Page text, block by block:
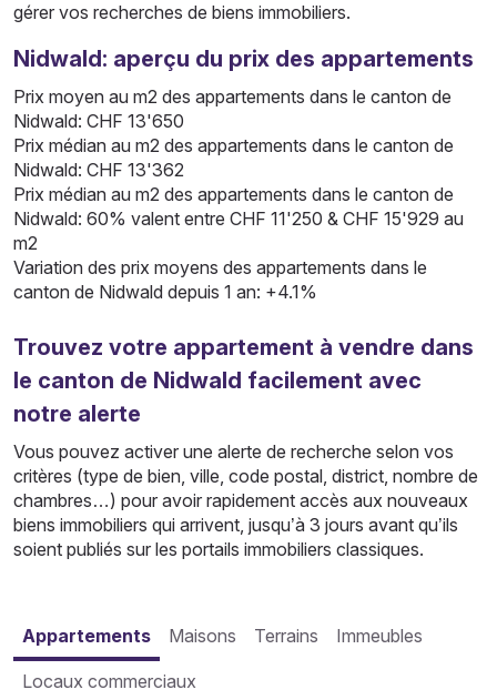
gérer vos recherches de biens immobiliers.
Nidwald: aperçu du prix des appartements
Prix moyen au m2 des appartements dans le canton de
Nidwald: CHF 13'650
Prix médian au m2 des appartements dans le canton de
Nidwald: CHF 13'362
Prix médian au m2 des appartements dans le canton de
Nidwald: 60% valent entre CHF 11'250 & CHF 15'929 au
m2
Variation des prix moyens des appartements dans le
canton de Nidwald depuis 1 an: +4.1%
Trouvez votre appartement à vendre dans
le canton de Nidwald facilement avec
notre alerte
Vous pouvez activer une alerte de recherche selon vos
critères (type de bien, ville, code postal, district, nombre de
chambres…) pour avoir rapidement accès aux nouveaux
biens immobiliers qui arrivent, jusqu’à 3 jours avant qu’ils
soient publiés sur les portails immobiliers classiques.
Appartements Maisons Terrains Immeubles
Locaux commerciaux